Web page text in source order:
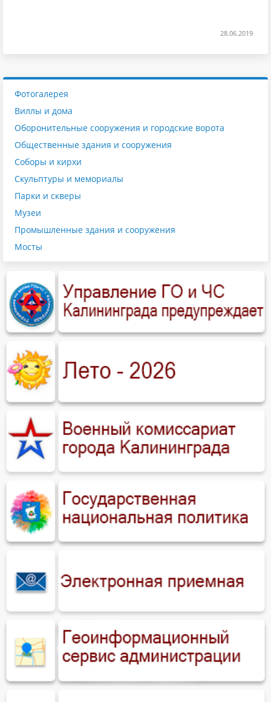
28.06.2019
Фотогалерея
Виллы и дома
Оборонительные сооружения и городские ворота
Общественные здания и сооружения
Соборы и кирхи
Скульптуры и мемориалы
Парки и скверы
Музеи
Промышленные здания и сооружения
Мосты